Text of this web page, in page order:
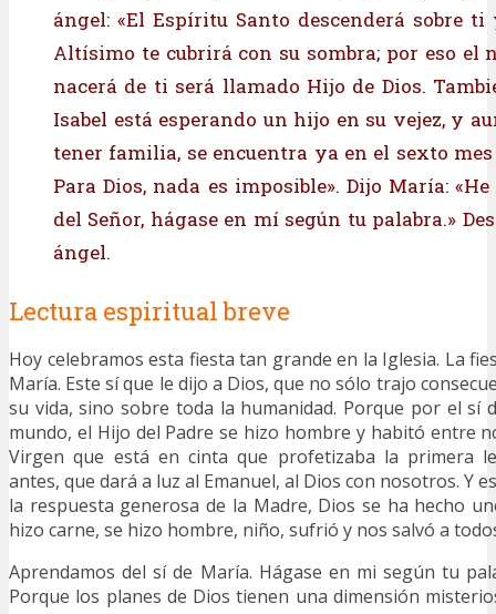
ángel: «El Espíritu Santo descenderá sobre
Altísimo te cubrirá con su sombra; por eso el
nacerá de ti será llamado Hijo de Dios.
Isabel está esperando un hijo en su vejez, y
tener familia, se encuentra ya en el sexto mes
Para Dios, nada es imposible». Dijo María:
del Señor, hágase en mí según tu palabra.»
ángel.
Lectura espiritual breve
Hoy celebramos esta fiesta tan grande en la Iglesia. La
María. Este sí que le dijo a Dios, que no sólo trajo
su vida, sino sobre toda la humanidad. Porque por el sí
mundo, el Hijo del Padre se hizo hombre y habitó entre
Virgen que está en cinta que profetizaba la primera
antes, que dará a luz al Emanuel, al Dios con nosotros. Y
la respuesta generosa de la Madre, Dios se ha hecho
hizo carne, se hizo hombre, niño, sufrió y nos salvó a
Aprendamos del sí de María. Hágase en mi según tu
Porque los planes de Dios tienen una dimensión